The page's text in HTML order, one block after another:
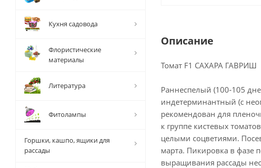
Описание
Томат F1 САХАРА ГАВРИШ
Раннеспелый (100-105
индетерминантный (с
рекомендован для
к группе кистевых
целыми соцветиями.
марта. Пикировка в фазе
выращивания рассады
Кухня садовода
Флористические
материалы
Литература
Фитолампы
Горшки, кашпо, ящики для
рассады